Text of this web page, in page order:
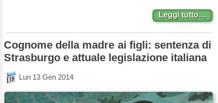
Leggi tutto…
Cognome della madre ai figli: sentenza di
Strasburgo e attuale legislazione italiana
Lun 13 Gen 2014